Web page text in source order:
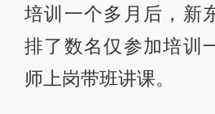
培训一个多月后，新
排了数名仅参加培训
师上岗带班讲课。